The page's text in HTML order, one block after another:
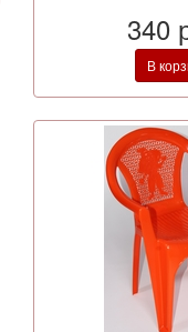
340
В